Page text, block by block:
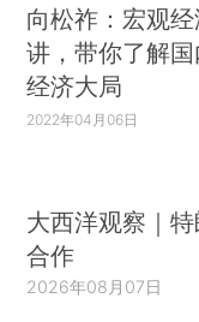
向松祚：宏观
讲，带你了解
经济大局
2022年04月06日
大西洋观察｜
合作
2026年08月07日